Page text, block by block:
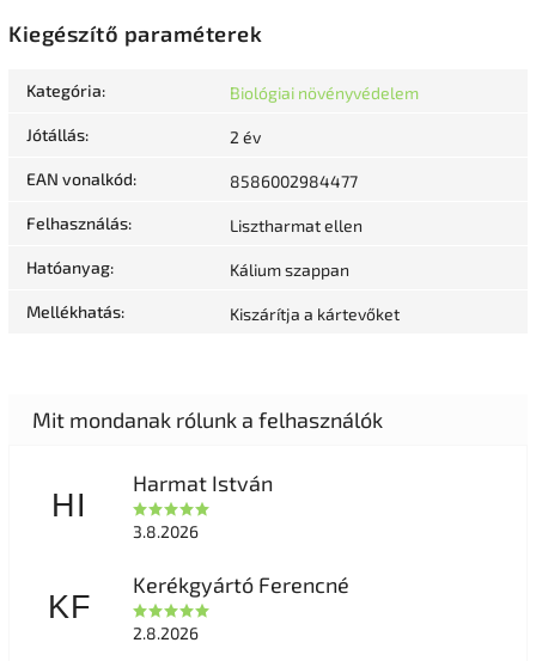
Kiegészítő paraméterek
Kategória: Biológiai növényvédelem
Jótállás: 2 év
EAN vonalkód: 8586002984477
Felhasználás: Lisztharmat ellen
Hatóanyag: Kálium szappan
Mellékhatás: Kiszárítja a kártevőket
HI
Harmat István
3.8.2026
KF
Kerékgyártó Ferencné
2.8.2026